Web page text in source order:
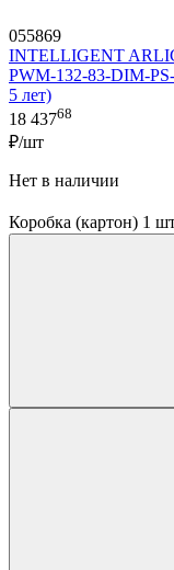
055869
INTELLIGENT
PWM-132-83-DIM-
5 лет)
18 43768
₽/шт
Нет в наличии
Коробка (картон) 1